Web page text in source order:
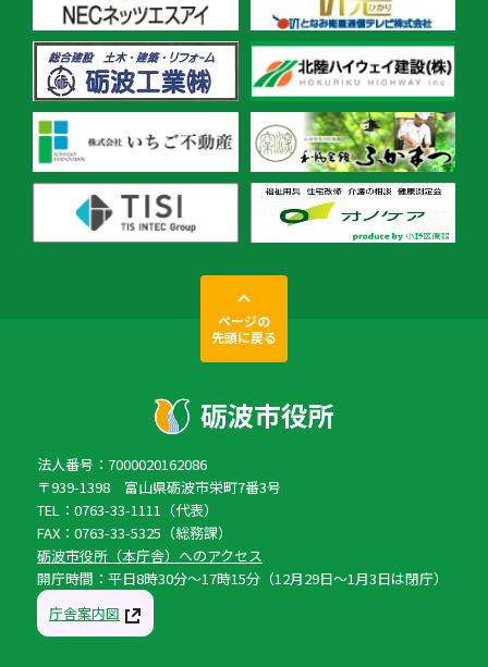
ページの
先頭に戻る
法人番号：7000020162086
〒939-1398 富山県砺波市栄町7番3号
TEL：0763-33-1111（代表）
FAX：0763-33-5325（総務課）
砺波市役所（本庁舎）へのアクセス
開庁時間：平日8時30分〜17時15分（12月29日〜1月3日は閉庁）
庁舎案内図